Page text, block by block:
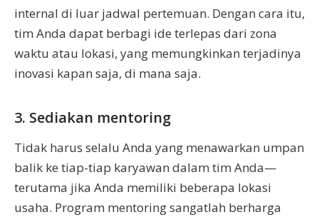
internal di luar jadwal pertemuan. Dengan cara itu,
tim Anda dapat berbagi ide terlepas dari zona
waktu atau lokasi, yang memungkinkan terjadinya
inovasi kapan saja, di mana saja.
3. Sediakan mentoring
Tidak harus selalu Anda yang menawarkan umpan
balik ke tiap-tiap karyawan dalam tim Anda—
terutama jika Anda memiliki beberapa lokasi
usaha. Program mentoring sangatlah berharga